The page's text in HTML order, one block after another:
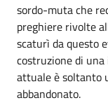
sordo-muta che
preghiere rivolte
scaturì da questo
costruzione di
attuale è soltanto
abbandonato.